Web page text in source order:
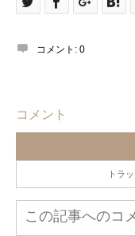
コメント: 0
コメント
トラ
この記事へのコ